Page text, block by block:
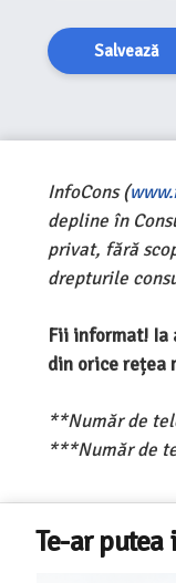
Salvează
InfoCons (
depline în
privat, fără
drepturile
Fii informat! Ia
din orice rețea
**Număr de
***Număr de
Te-ar putea